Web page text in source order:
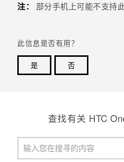
注：
部分手机上可能不支持此
此信息是否有用？
是
否
查找有关 HTC